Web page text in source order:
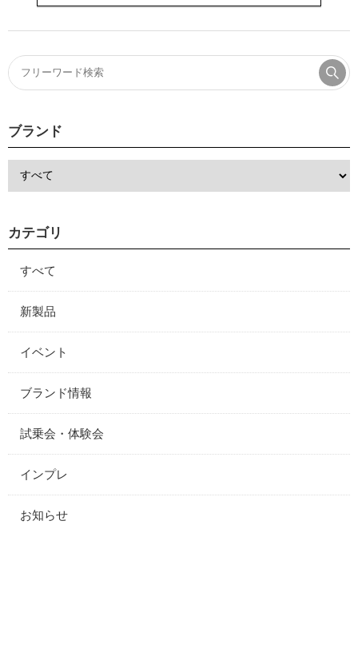
ブランド
カテゴリ
すべて
新製品
イベント
ブランド情報
試乗会・体験会
インプレ
お知らせ